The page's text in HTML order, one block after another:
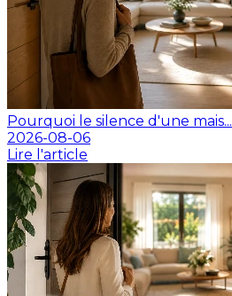
Pourquoi le silence d'une mais...
2026-08-06
Lire l'article